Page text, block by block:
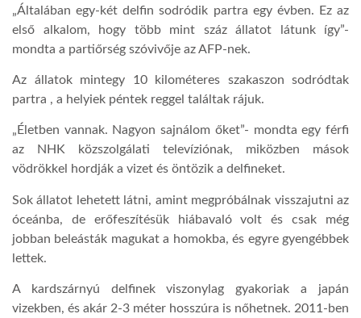
DOBRAVERO.HU
LATIMO.HU
GLOBOBOOK
„Általában egy-két delfin sodródik partra egy évben. Ez az
első alkalom, hogy több mint száz állatot látunk így”-
mondta a partiőrség szóvivője az AFP-nek.
Az állatok mintegy 10 kilométeres szakaszon sodródtak
partra , a helyiek péntek reggel találtak rájuk.
„ Életben vannak. Nagyon sajnálom őket”- mondta egy férfi
az NHK közszolgálati televíziónak, miközben mások
vödrökkel hordják a vizet és öntözik a delfineket.
Sok állatot lehetett látni, amint megpróbálnak visszajutni az
óceánba, de erőfeszítésük hiábavaló volt és csak még
jobban beleásták magukat a homokba, és egyre gyengébbek
lettek.
A kardszárnyú delfinek viszonylag gyakoriak a japán
vizekben, és akár 2-3 méter hosszúra is nőhetnek. 2011-ben